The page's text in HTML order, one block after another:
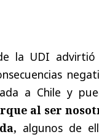
la UDI
a Chile y
al ser
algunos de